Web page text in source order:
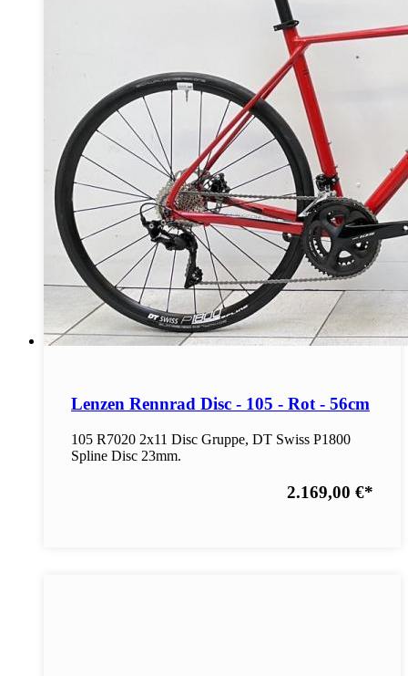
Lenzen Rennrad Disc - 105 - Rot - 56cm
105 R7020 2x11 Disc Gruppe, DT Swiss P1800
Spline Disc 23mm.
2.169,00 €*